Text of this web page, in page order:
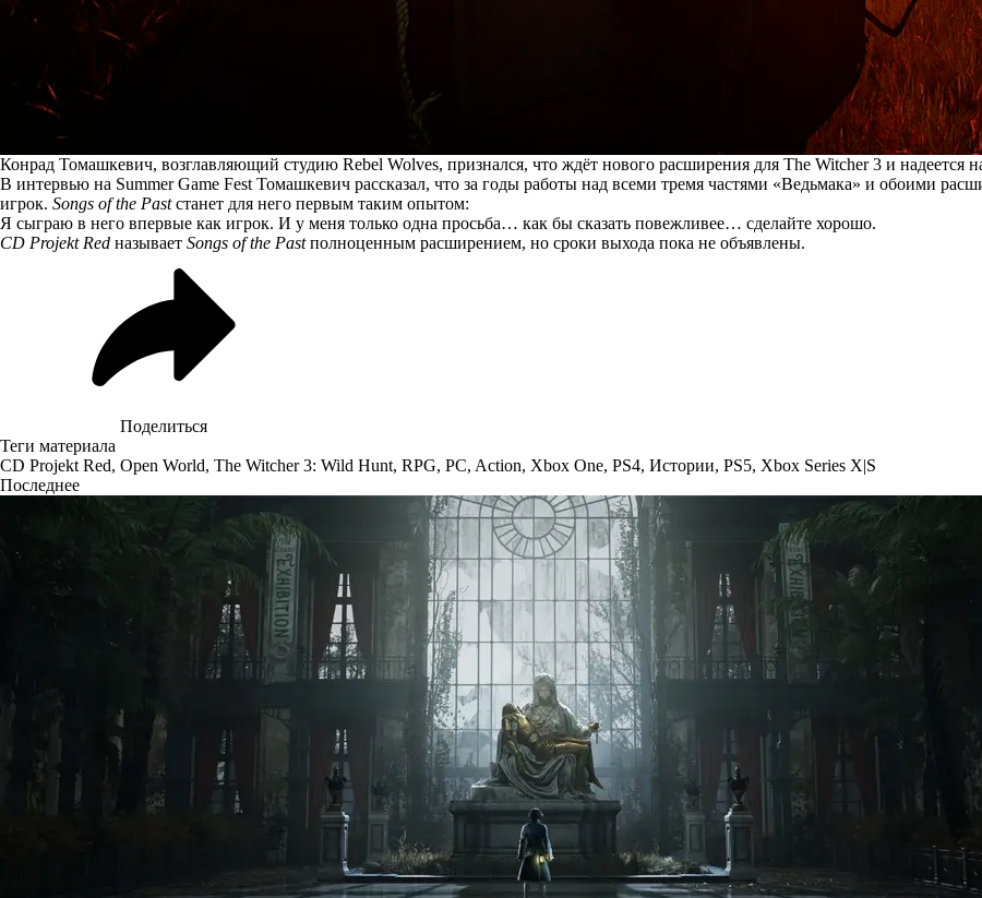
Конрад Томашкевич, возглавляющий студию Rebel Wolves, признался, что ждёт нового расширения для The Witcher 3 и надеется
В интервью на Summer Game Fest Томашкевич рассказал, что за годы работы над всеми тремя частями «Ведьмака» и обоими
игрок. Songs of the Pastстанет для него первым таким опытом:
Я сыграю в него впервые как игрок. И у меня только одна просьба… как бы сказать повежливее… сделайте хорошо.
CD Projekt Red называет Songs of the Pastполноценным расширением, но сроки выхода пока не объявлены.
Поделиться
Теги материала
CD Projekt Red, Open World, The Witcher 3: Wild Hunt, RPG, PC, Action, Xbox One, PS4, Истории, PS5, Xbox Series X|S
Последнее